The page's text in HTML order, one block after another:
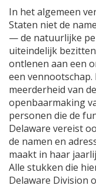
In het algemeen
Staten niet de
— de natuurlijke
uiteindelijk
ontlenen aan een
een vennootschap.
meerderheid van
openbaarmaking
personen die de
Delaware vereist
de namen en
maakt in haar
Alle stukken die
Delaware Division